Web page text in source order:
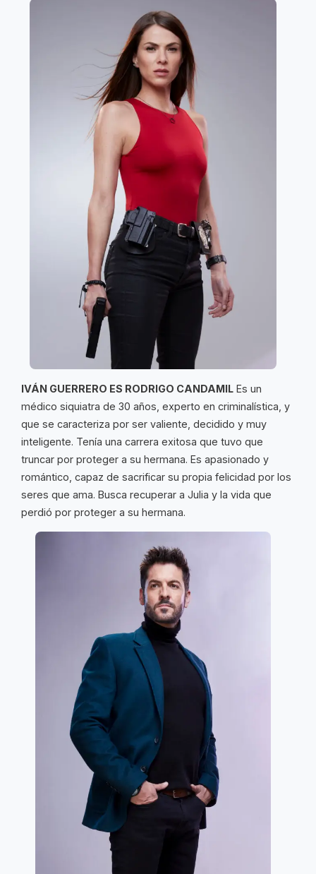
IVÁN GUERRERO ES RODRIGO CANDAMIL Es un
médico siquiatra de 30 años, experto en criminalística, y
que se caracteriza por ser valiente, decidido y muy
inteligente. Tenía una carrera exitosa que tuvo que
truncar por proteger a su hermana. Es apasionado y
romántico, capaz de sacrificar su propia felicidad por los
seres que ama. Busca recuperar a Julia y la vida que
perdió por proteger a su hermana.